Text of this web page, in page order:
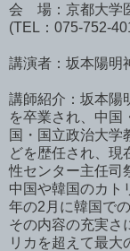
会 場：京都大学
(TEL：075-752-
講演者：坂本陽明
講師紹介：坂本陽
を卒業され、中国
国・国立政治大学
どを歴任され、現
性センター主任司
中国や韓国のカト
年の2月に韓国で
その内容の充実さ
リカを超えて最大